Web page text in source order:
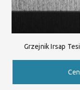
Grzejnik Irsap